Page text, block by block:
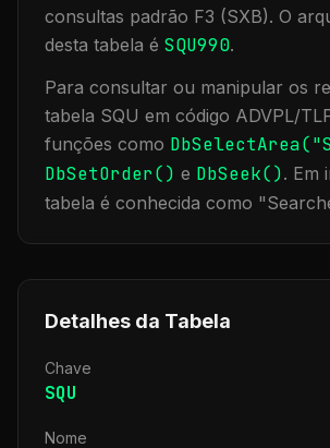
consultas padrão F3 (SXB). O
desta tabela é SQU990.
Para consultar ou manipular os
tabela SQU em código ADVPL/
funções como DbSelectArea("
DbSetOrder() e DbSeek(). Em
tabela é conhecida como "
Detalhes da Tabela
Chave
SQU
Nome